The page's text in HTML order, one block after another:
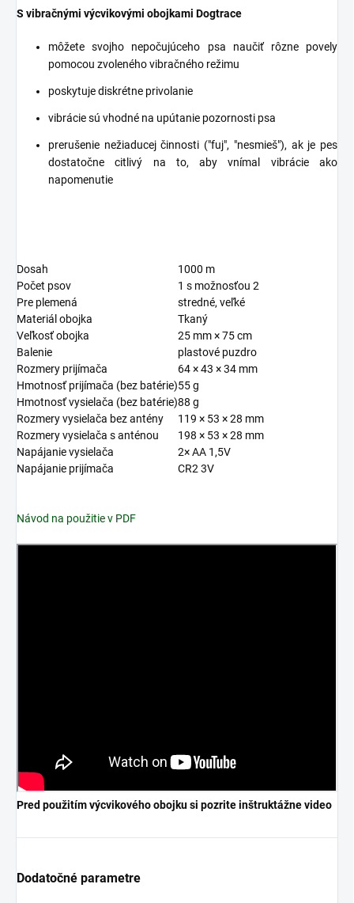
S vibračnými výcvikovými obojkami Dogtrace
môžete svojho nepočujúceho psa naučiť rôzne povely
pomocou zvoleného vibračného režimu
poskytuje diskrétne privolanie
vibrácie sú vhodné na upútanie pozornosti psa
prerušenie nežiaducej činnosti ("fuj", "nesmieš"), ak je pes
dostatočne citlivý na to, aby vnímal vibrácie ako
napomenutie
Dosah
1000 m
Počet psov
1 s možnosťou 2
Pre plemená
stredné, veľké
Materiál obojka
Tkaný
Veľkosť obojka
25 mm × 75 cm
Balenie
plastové puzdro
Rozmery prijímača
64 × 43 × 34 mm
Hmotnosť prijímača (bez batérie)55 g
Hmotnosť vysielača (bez batérie)88 g
Rozmery vysielača bez antény
119 × 53 × 28 mm
Rozmery vysielača s anténou
198 × 53 × 28 mm
Napájanie vysielača
2× AA 1,5V
Napájanie prijímača
CR2 3V
Návod na použitie v PDF
Pred použitím výcvikového obojku si pozrite inštruktážne video
Dodatočné parametre